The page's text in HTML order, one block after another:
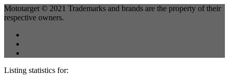
Mototarget © 2021 Trademarks and brands are the property of their
respective owners.
Listing statistics for: